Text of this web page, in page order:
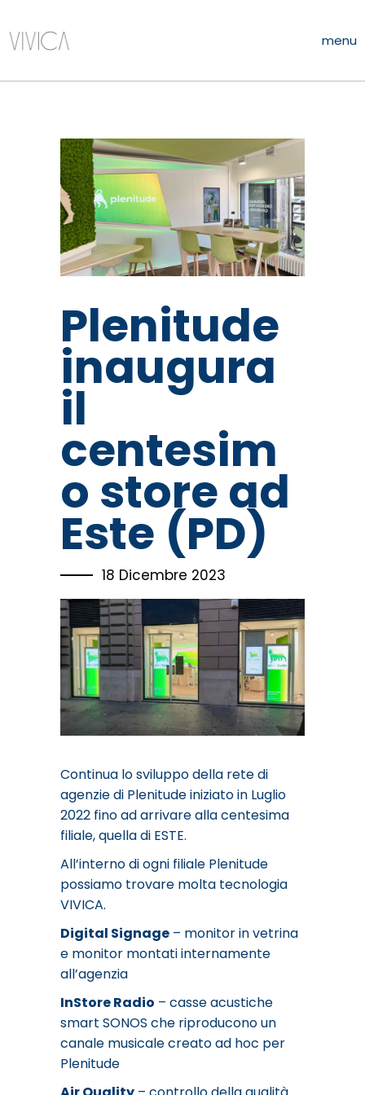
menu
Plenitude
inaugura
il
centesim
o store ad
Este (PD)
18 Dicembre 2023
Continua lo sviluppo della rete di
agenzie di Plenitude iniziato in Luglio
2022 fino ad arrivare alla centesima
filiale, quella di ESTE.
All’interno di ogni filiale Plenitude
possiamo trovare molta tecnologia
VIVICA.
Digital Signage – monitor in vetrina
e monitor montati internamente
all’agenzia
InStore Radio – casse acustiche
smart SONOS che riproducono un
canale musicale creato ad hoc per
Plenitude